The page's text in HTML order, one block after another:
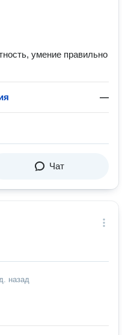
умение правильно
—
Чат
назад